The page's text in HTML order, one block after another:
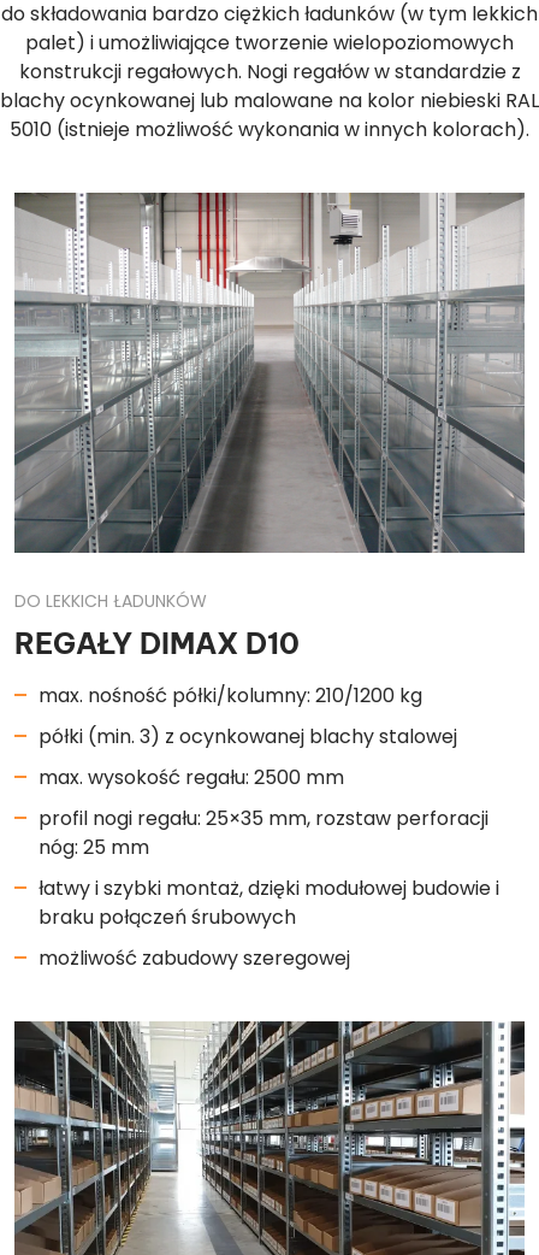
do składowania bardzo ciężkich ładunków (w tym lekkich
palet) i umożliwiające tworzenie wielopoziomowych
konstrukcji regałowych. Nogi regałów w standardzie z
blachy ocynkowanej lub malowane na kolor niebieski RAL
5010 (istnieje możliwość wykonania w innych kolorach).
DO LEKKICH ŁADUNKÓW
REGAŁY DIMAX D10
max. nośność półki/kolumny: 210/1200 kg
półki (min. 3) z ocynkowanej blachy stalowej
max. wysokość regału: 2500 mm
profil nogi regału: 25×35 mm, rozstaw perforacji
nóg: 25 mm
łatwy i szybki montaż, dzięki modułowej budowie i
braku połączeń śrubowych
możliwość zabudowy szeregowej